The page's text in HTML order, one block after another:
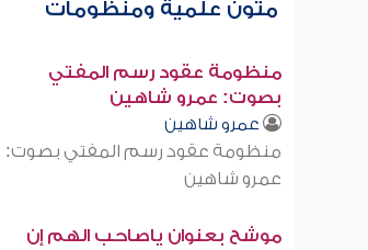
متون علمية ومنظومات
منظومة عقود رسم المفتي
بصوت: عمرو شاهين
عمرو شاهين
منظومة عقود رسم المفتي بصوت:
عمرو شاهين
موشح بعنوان ياصاحب الهم إن